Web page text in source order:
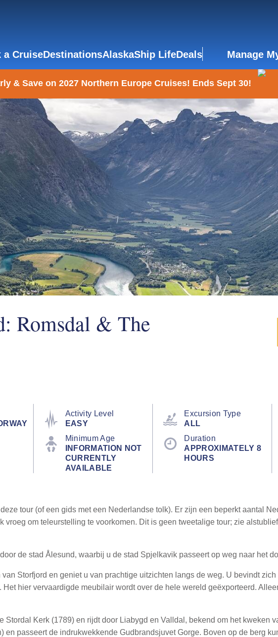
a CruiseDestinationsAlaskaShip LifeDeals Manage
& Save on 2027 Northern Europe Cruises! Ends Sept 30!
Romsdal & The
Activity Level
EASY
Excursion Type
ALL
Minimum Age
INFORMATION NOT
CURRENTLY
AVAILABLE
Duration
APPROXIMATELY 8
HOURS
tour (of een gids met een Nederlandse tolk). Er zijn een beperkt aantal
vroeg om teleurstelling te voorkomen. Dit is geen tweetalige tour; zie
de stad Ålesund, waarbij u de stad Spjelkavik passeert op weg naar het
Storfjord en geniet u van prachtige uitzichten langs de weg. U bevindt
hier vervaardigde meubilair wordt over de hele wereld geëxporteerd.
Stordal Kerk (1789) en rijdt door Liabygd en Valldal, bekend om het kweken
en passeert de indrukwekkende Gudbrandsjuvet Gorge. Boven op de berg